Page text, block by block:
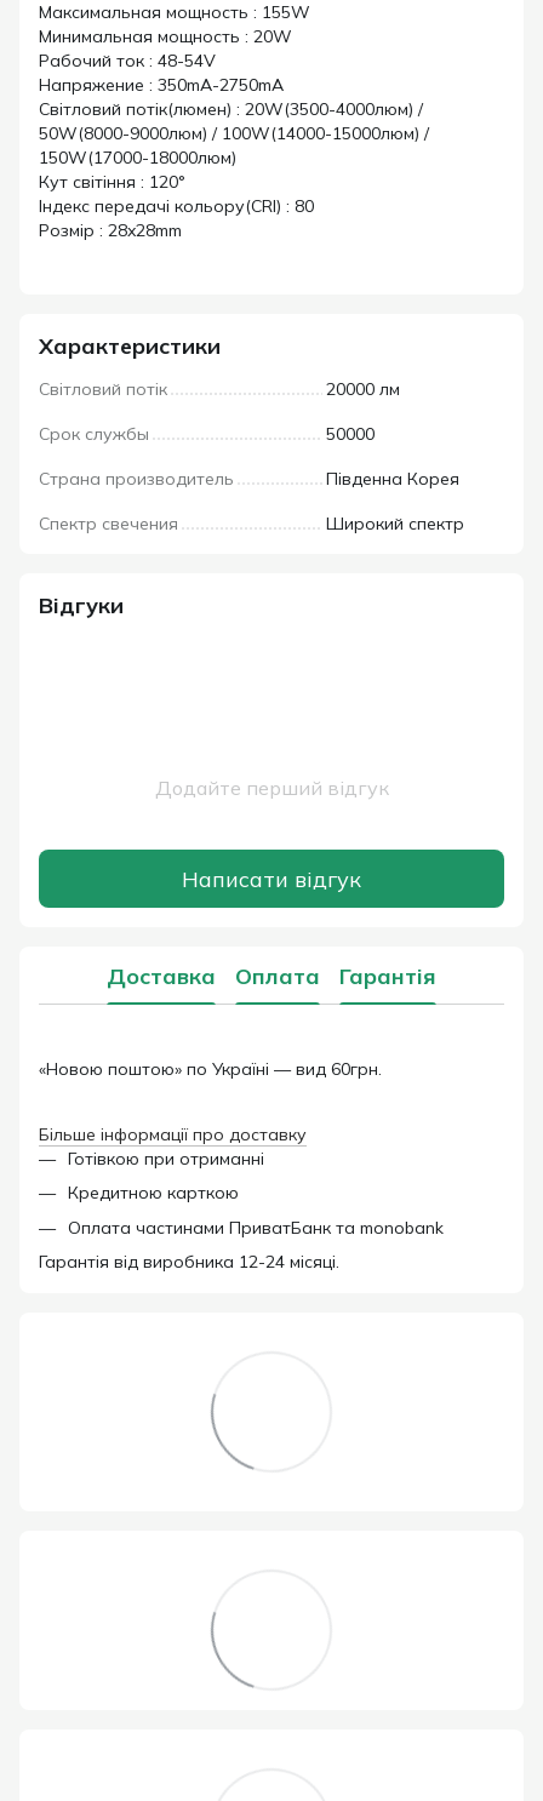
Максимальная мощность : 155W
Минимальная мощность : 20W
Рабочий ток : 48-54V
Напряжение : 350mA-2750mA
Світловий потік(люмен) : 20W(3500-4000люм) /
50W(8000-9000люм) / 100W(14000-15000люм) /
150W(17000-18000люм)
Кут світіння : 120°
Індекс передачі кольору(CRI) : 80
Розмір : 28x28mm
Характеристики
Світловий потік 20000 лм
Срок службы 50000
Страна производитель Південна Корея
Спектр свечения Широкий спектр
Відгуки
Додайте перший відгук
Написати відгук
Доставка Оплата Гарантія
«Новою поштою» по Україні — вид 60грн.
Більше інформації про доставку
Готівкою при отриманні
Кредитною карткою
Оплата частинами ПриватБанк та monobank
Гарантія від виробника 12-24 місяці.